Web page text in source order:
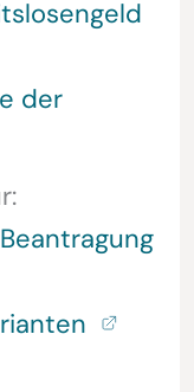
der